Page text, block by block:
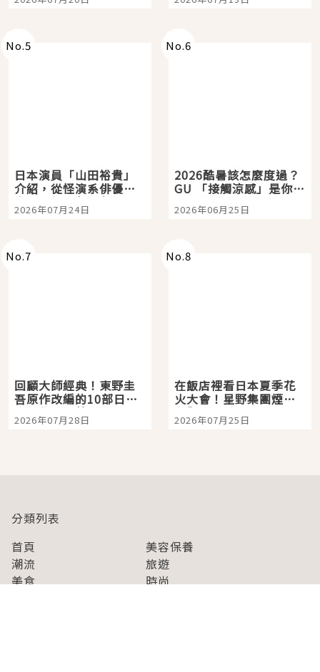
選 購物、美食及夜景，一
No.5
日本演員「山田裕貴」
介紹，從怪演系俳優走
向國民級日劇主角
2026年07月24日
No.6
2026酷暑該怎麼度過？
GU 「接觸涼感」是你的
夏日救星
2026年06月25日
No.7
回顧大師經典！東野圭
吾原作改編的10部日本
影視作品推薦
2026年07月28日
No.8
在飯店裡看日本夏季花
火大會！星野集團煙火
景觀飯店6選，讓你不用
人擠人悠閒欣賞
2026年07月25日
分類列表
首頁
美容保養
潮流
旅遊
美食
時尚